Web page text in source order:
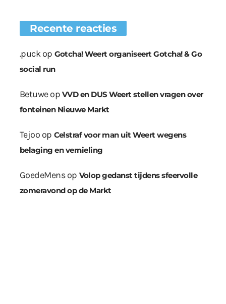
Recente reacties
.puckop Gotcha! Weert organiseert Gotcha! & Go
social run
Betuweop VVD en DUS Weert stellen vragen over
fonteinen Nieuwe Markt
Tejoo op Celstraf voor man uit Weert wegens
belaging en vernieling
GoedeMensop Volop gedanst tijdens sfeervolle
zomeravond op de Markt